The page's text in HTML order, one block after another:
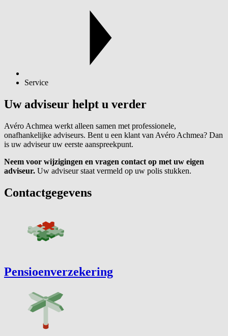
Service
Uw adviseur helpt u verder
Avéro Achmea werkt alleen samen met professionele,
onafhankelijke adviseurs. Bent u een klant van Avéro Achmea? Dan
is uw adviseur uw eerste aanspreekpunt.
Neem voor wijzigingen en vragen contact op met uw eigen
adviseur. Uw adviseur staat vermeld op uw polis stukken.
Contactgegevens
Pensioenverzekering